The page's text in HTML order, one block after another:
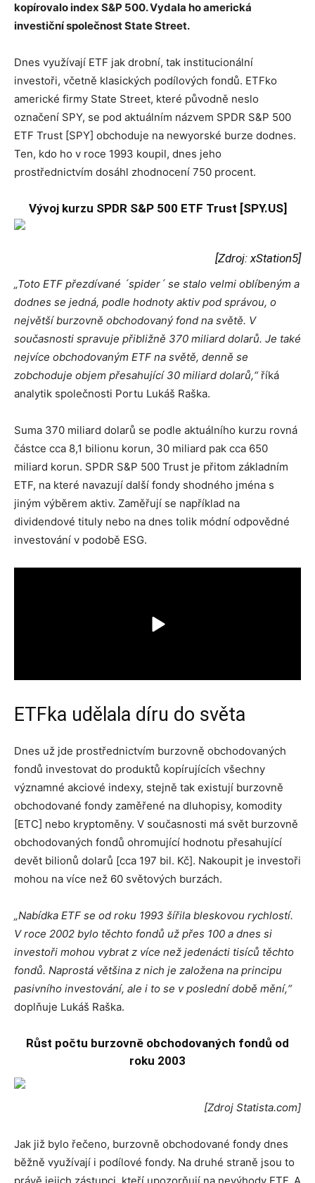
kopírovalo index S&P 500. Vydala ho americká
investiční společnost State Street.
Dnes využívají ETF jak drobní, tak institucionální
investoři, včetně klasických podílových fondů. ETFko
americké firmy State Street, které původně neslo
označení SPY, se pod aktuálním názvem SPDR S&P 500
ETF Trust [SPY] obchoduje na newyorské burze dodnes.
Ten, kdo ho v roce 1993 koupil, dnes jeho
prostřednictvím dosáhl zhodnocení 750 procent.
Vývoj kurzu SPDR S&P 500 ETF Trust [SPY.US]
[Zdroj: xStation5]
„Toto ETF přezdívané ´spider´ se stalo velmi oblíbeným a
dodnes se jedná, podle hodnoty aktiv pod správou, o
největší burzovně obchodovaný fond na světě. V
současnosti spravuje přibližně 370 miliard dolarů. Je také
nejvíce obchodovaným ETF na světě, denně se
zobchoduje objem přesahující 30 miliard dolarů,“říká
analytik společnosti Portu Lukáš Raška.
Suma 370 miliard dolarů se podle aktuálního kurzu rovná
částce cca 8,1 bilionu korun, 30 miliard pak cca 650
miliard korun. SPDR S&P 500 Trust je přitom základním
ETF, na které navazují další fondy shodného jména s
jiným výběrem aktiv. Zaměřují se například na
dividendové tituly nebo na dnes tolik módní odpovědné
investování v podobě ESG.
ETFka udělala díru do světa
Dnes už jde prostřednictvím burzovně obchodovaných
fondů investovat do produktů kopírujících všechny
významné akciové indexy, stejně tak existují burzovně
obchodované fondy zaměřené na dluhopisy, komodity
[ETC] nebo kryptoměny. V současnosti má svět burzovně
obchodovaných fondů ohromující hodnotu přesahující
devět bilionů dolarů [cca 197 bil. Kč]. Nakoupit je investoři
mohou na více než 60 světových burzách.
„Nabídka ETF se od roku 1993 šířila bleskovou rychlostí.
V roce 2002 bylo těchto fondů už přes 100 a dnes si
investoři mohou vybrat z více než jedenácti tisíců těchto
fondů. Naprostá většina z nich je založena na principu
pasivního investování, ale i to se v poslední době mění,“
doplňuje Lukáš Raška.
Růst počtu burzovně obchodovaných fondů od
roku 2003
[Zdroj Statista.com]
Jak již bylo řečeno, burzovně obchodované fondy dnes
běžně využívají i podílové fondy. Na druhé straně jsou to